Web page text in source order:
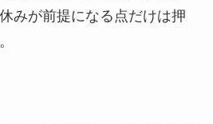
みが前提になる点だけは押